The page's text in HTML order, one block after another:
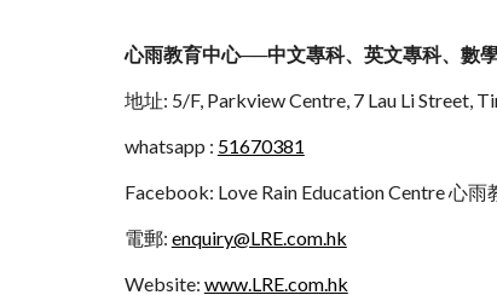
心雨教育中心──中文專科、英文專科、數
地址: 5/F, Parkview Centre, 7 Lau Li Street,
whatsapp : 51670381
Facebook: Love Rain Education Centre 心雨
電郵: enquiry@LRE.com.hk
Website: www.LRE.com.hk